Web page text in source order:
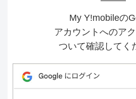
My Y!mobileの
アカウントへのア
ついて確認してく